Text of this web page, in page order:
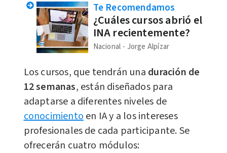
Te Recomendamos
¿Cuáles cursos abrió el
INA recientemente?
Nacional Jorge Alpízar
Los cursos, que tendrán una duración de
12 semanas, están diseñados para
adaptarse a diferentes niveles de
conocimiento en IA y a los intereses
profesionales de cada participante. Se
ofrecerán cuatro módulos: